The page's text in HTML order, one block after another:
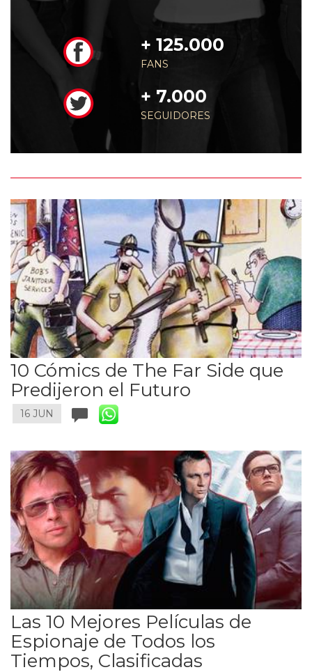
+ 125.000
FANS
+ 7.000
SEGUIDORES
10 Cómics de The Far Side que
Predijeron el Futuro
16 JUN
Las 10 Mejores Películas de
Espionaje de Todos los
Tiempos, Clasificadas